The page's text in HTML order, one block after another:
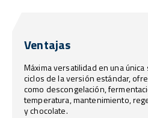
Ventajas
Máxima versatilidad en una
ciclos de la versión estándar,
como descongelación,
temperatura, mantenimiento,
y chocolate.